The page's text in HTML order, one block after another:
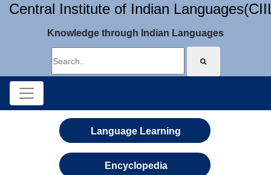
Central Institute of Indian
Knowledge through Indian Languages
Language Learning
Encyclopedia